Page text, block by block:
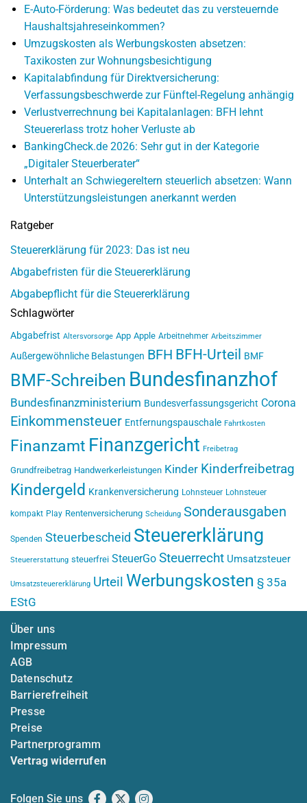
E-Auto-Förderung: Was bedeutet das zu versteuernde
Haushaltsjahreseinkommen?
Umzugskosten als Werbungskosten absetzen:
Taxikosten zur Wohnungsbesichtigung
Kapitalabfindung für Direktversicherung:
Verfassungsbeschwerde zur Fünftel-Regelung anhängig
Verlustverrechnung bei Kapitalanlagen: BFH lehnt
Steuererlass trotz hoher Verluste ab
BankingCheck.de 2026: Sehr gut in der Kategorie
„Digitaler Steuerberater“
Unterhalt an Schwiegereltern steuerlich absetzen: Wann
Unterstützungsleistungen anerkannt werden
Ratgeber
Steuererklärung für 2023: Das ist neu
Abgabefristen für die Steuererklärung
Abgabepflicht für die Steuererklärung
Schlagwörter
Abgabefrist Altersvorsorge App Apple Arbeitnehmer Arbeitszimmer
Außergewöhnliche Belastungen BFH BFH-Urteil BMF
BMF-Schreiben Bundesfinanzhof
Bundesfinanzministerium Bundesverfassungsgericht Corona
Einkommensteuer Entfernungspauschale Fahrtkosten
Finanzamt Finanzgericht Freibetrag
Grundfreibetrag Handwerkerleistungen Kinder Kinderfreibetrag
Kindergeld Krankenversicherung Lohnsteuer Lohnsteuer
kompakt Play Rentenversicherung Scheidung Sonderausgaben
Spenden Steuerbescheid Steuererklärung
Steuererstattung steuerfrei SteuerGo Steuerrecht Umsatzsteuer
Umsatzsteuererklärung Urteil Werbungskosten § 35a
EStG
Über uns
Impressum
AGB
Datenschutz
Barrierefreiheit
Presse
Preise
Partnerprogramm
Vertrag widerrufen
Folgen Sie uns Facebook
X Instagram